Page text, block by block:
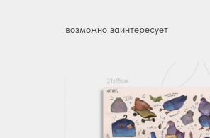
возможно заинтересует